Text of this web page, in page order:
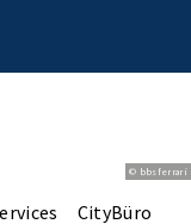
© bbsferrari
CityBüro